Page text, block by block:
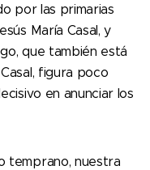
por las primarias
María Casal, y
que también está
figura poco
en anunciar los
temprano, nuestra